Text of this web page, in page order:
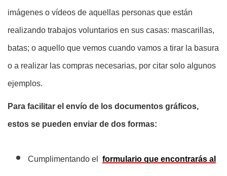
imágenes o vídeos de aquellas personas que están
realizando trabajos voluntarios en sus casas: mascarillas,
batas; o aquello que vemos cuando vamos a tirar la basura
o a realizar las compras necesarias, por citar solo algunos
ejemplos.
Para facilitar el envío de los documentos gráficos,
estos se pueden enviar de dos formas:
Cumplimentando el formulario que encontrarás al